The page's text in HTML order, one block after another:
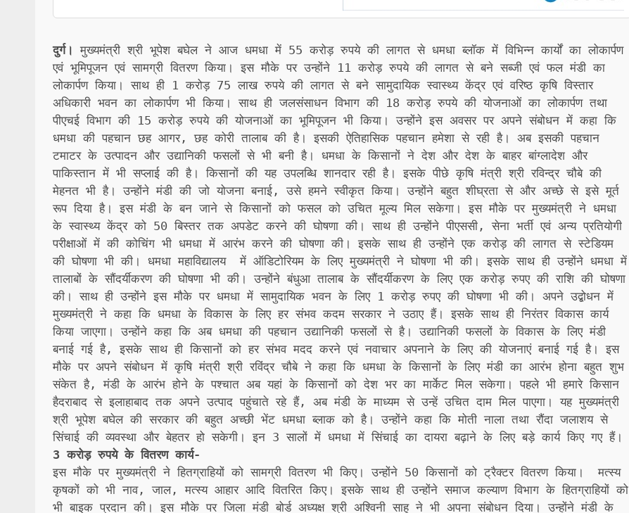
दुर्ग।मुख्यमंत्री श्री भूपेश बघेल ने आज धमधा में 55 करोड़ रुपये की लागत से धमधा ब्लॉक में विभिन्न कार्यों का लोकार्पण
एवं भूमिपूजन एवं सामग्री वितरण किया। इस मौके पर उन्होंने 11 करोड़ रुपये की लागत से बने सब्जी एवं फल मंडी का
लोकार्पण किया। साथ ही 1 करोड़ 75 लाख रुपये की लागत से बने सामुदायिक स्वास्थ्य केंद्र एवं वरिष्ठ कृषि विस्तार
अधिकारी भवन का लोकार्पण भी किया। साथ ही जलसंसाधन विभाग की 18 करोड़ रुपये की योजनाओं का लोकार्पण तथा
पीएचई विभाग की 15 करोड़ रुपये की योजनाओं का भूमिपूजन भी किया। उन्होंने इस अवसर पर अपने संबोधन में कहा कि
धमधा की पहचान छह आगर, छह कोरी तालाब की है। इसकी ऐतिहासिक पहचान हमेशा से रही है। अब इसकी पहचान
टमाटर के उत्पादन और उद्यानिकी फसलों से भी बनी है। धमधा के किसानों ने देश और देश के बाहर बांग्लादेश और
पाकिस्तान में भी सप्लाई की है। किसानों की यह उपलब्धि शानदार रही है। इसके पीछे कृषि मंत्री श्री रविन्द्र चौबे की
मेहनत भी है। उन्होंने मंडी की जो योजना बनाई, उसे हमने स्वीकृत किया। उन्होंने बहुत शीघ्रता से और अच्छे से इसे मूर्त
रूप दिया है। इस मंडी के बन जाने से किसानों को फसल को उचित मूल्य मिल सकेगा। इस मौके पर मुख्यमंत्री ने धमधा
के स्वास्थ्य केंद्र को 50 बिस्तर तक अपडेट करने की घोषणा की। साथ ही उन्होंने पीएससी, सेना भर्ती एवं अन्य प्रतियोगी
परीक्षाओं में की कोचिंग भी धमधा में आरंभ करने की घोषणा की। इसके साथ ही उन्होंने एक करोड़ की लागत से स्टेडियम
की घोषणा भी की। धमधा महाविद्यालय में ऑडिटोरियम के लिए मुख्यमंत्री ने घोषणा भी की। इसके साथ ही उन्होंने धमधा में
तालाबों के सौंदर्यीकरण की घोषणा भी की। उन्होंने बंधुआ तालाब के सौंदर्यीकरण के लिए एक करोड़ रुपए की राशि की घोषणा
की। साथ ही उन्होंने इस मौके पर धमधा में सामुदायिक भवन के लिए 1 करोड़ रुपए की घोषणा भी की। अपने उद्बोधन में
मुख्यमंत्री ने कहा कि धमधा के विकास के लिए हर संभव कदम सरकार ने उठाए हैं। इसके साथ ही निरंतर विकास कार्य
किया जाएगा। उन्होंने कहा कि अब धमधा की पहचान उद्यानिकी फसलों से है। उद्यानिकी फसलों के विकास के लिए मंडी
बनाई गई है, इसके साथ ही किसानों को हर संभव मदद करने एवं नवाचार अपनाने के लिए की योजनाएं बनाई गई है। इस
मौके पर अपने संबोधन में कृषि मंत्री श्री रविंद्र चौबे ने कहा कि धमधा के किसानों के लिए मंडी का आरंभ होना बहुत शुभ
संकेत है, मंडी के आरंभ होने के पश्चात अब यहां के किसानों को देश भर का मार्केट मिल सकेगा। पहले भी हमारे किसान
हैदराबाद से इलाहाबाद तक अपने उत्पाद पहुंचाते रहे हैं, अब मंडी के माध्यम से उन्हें उचित दाम मिल पाएगा। यह मुख्यमंत्री
श्री भूपेश बघेल की सरकार की बहुत अच्छी भेंट धमधा ब्लाक को है। उन्होंने कहा कि मोती नाला तथा रौंदा जलाशय से
सिंचाई की व्यवस्था और बेहतर हो सकेगी। इन 3 सालों में धमधा में सिंचाई का दायरा बढ़ाने के लिए बड़े कार्य किए गए हैं।
3 करोड़ रुपये के वितरण कार्य-
इस मौके पर मुख्यमंत्री ने हितग्राहियों को सामग्री वितरण भी किए। उन्होंने 50 किसानों को ट्रैक्टर वितरण किया। मत्स्य
कृषकों को भी नाव, जाल, मत्स्य आहार आदि वितरित किए। इसके साथ ही उन्होंने समाज कल्याण विभाग के हितग्राहियों को
भी बाइक प्रदान की। इस मौके पर जिला मंडी बोर्ड अध्यक्ष श्री अश्विनी साहू ने भी अपना संबोधन दिया। उन्होंने मंडी के